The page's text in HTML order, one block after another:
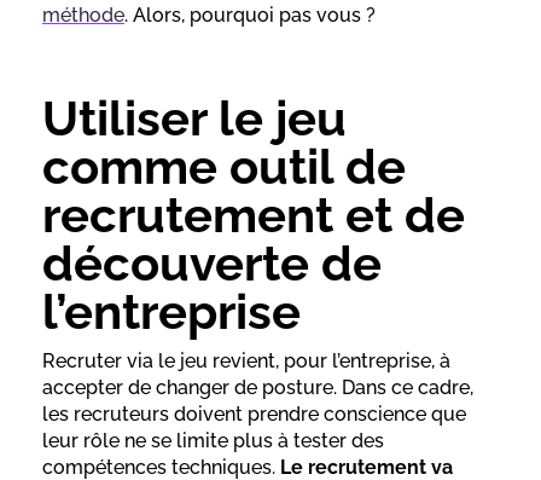
méthode. Alors, pourquoi pas vous ?
Utiliser le jeu
comme outil de
recrutement et de
découverte de
l’entreprise
Recruter via le jeu revient, pour l’entreprise, à
accepter de changer de posture. Dans ce cadre,
les recruteurs doivent prendre conscience que
leur rôle ne se limite plus à tester des
compétences techniques. Le recrutement va